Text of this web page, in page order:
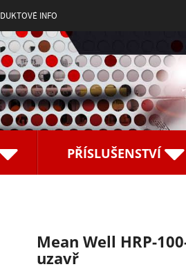
INFO
PŘÍSLUŠENSTVÍ
Mean Well HRP-
uzavř